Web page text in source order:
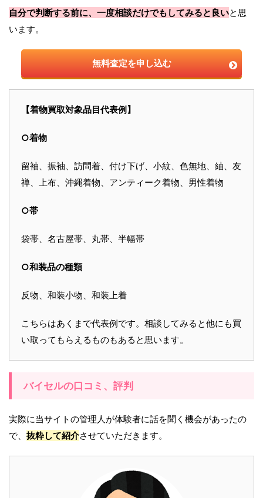
自分で判断する前に、一度相談だけでもしてみると良いと思
います。
無料査定を申し込む
【着物買取対象品目代表例】
○着物
留袖、振袖、訪問着、付け下げ、小紋、色無地、紬、友
禅、上布、沖縄着物、アンティーク着物、男性着物
○帯
袋帯、名古屋帯、丸帯、半幅帯
○和装品の種類
反物、和装小物、和装上着
こちらはあくまで代表例です。相談してみると他にも買
い取ってもらえるものもあると思います。
バイセルの口コミ、評判
実際に当サイトの管理人が体験者に話を聞く機会があったの
で、 抜粋して紹介させていただきます。